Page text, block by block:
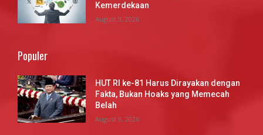
Kemerdekaan
August 9, 2026
Populer
HUT RI ke-81 Harus Dirayakan dengan
Fakta, Bukan Hoaks yang Memecah
Belah
August 9, 2026